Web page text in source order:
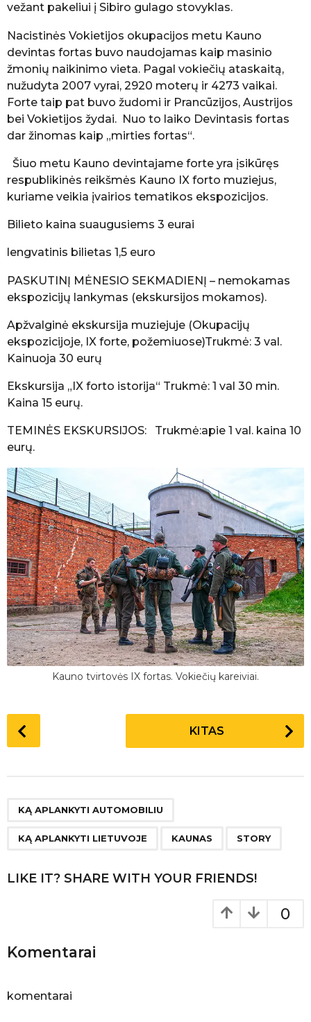
vežant pakeliui į Sibiro gulago stovyklas.
Nacistinės Vokietijos okupacijos metu Kauno
devintas fortas buvo naudojamas kaip masinio
žmonių naikinimo vieta. Pagal vokiečių ataskaitą,
nužudyta 2007 vyrai, 2920 moterų ir 4273 vaikai.
Forte taip pat buvo žudomi ir Prancūzijos, Austrijos
bei Vokietijos žydai. Nuo to laiko Devintasis fortas
dar žinomas kaip „mirties fortas“.
Šiuo metu Kauno devintajame forte yra įsikūręs
respublikinės reikšmės Kauno IX forto muziejus,
kuriame veikia įvairios tematikos ekspozicijos.
Bilieto kaina suaugusiems 3 eurai
lengvatinis bilietas 1,5 euro
PASKUTINĮ MĖNESIO SEKMADIENĮ – nemokamas
ekspozicijų lankymas (ekskursijos mokamos).
Apžvalginė ekskursija muziejuje (Okupacijų
ekspozicijoje, IX forte, požemiuose)Trukmė: 3 val.
Kainuoja 30 eurų
Ekskursija „IX forto istorija“ Trukmė: 1 val 30 min.
Kaina 15 eurų.
TEMINĖS EKSKURSIJOS: Trukmė:apie 1 val. kaina 10
eurų.
Kauno tvirtovės IX fortas. Vokiečių kareiviai.
o
a
n
KITAS
KĄ APLANKYTI AUTOMOBILIU
KĄ APLANKYTI LIETUVOJE KAUNAS STORY
LIKE IT? SHARE WITH YOUR FRIENDS!
0
Komentarai
komentarai